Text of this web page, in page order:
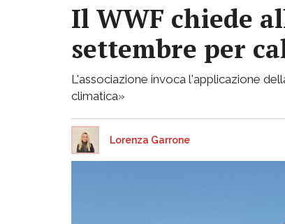
Il WWF chiede
settembre per
L'associazione invoca l'applicazione
climatica»
Lorenza Garrone